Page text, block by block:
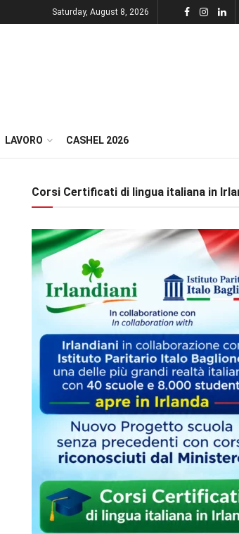
Saturday, August 8, 2026
LAVORO CASHEL 2026
Corsi Certificati di lingua italiana in